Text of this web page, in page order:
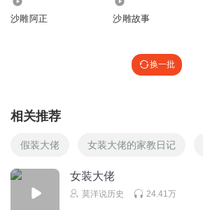
沙雕阿正 沙雕故事
换一批
相关推荐
假装大佬 女装大佬的家教日记
女装大佬
莫洋说历史 24.41万